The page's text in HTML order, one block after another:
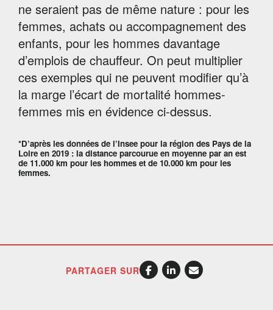
ne seraient pas de même nature : pour les
femmes, achats ou accompagnement des
enfants, pour les hommes davantage
d’emplois de chauffeur. On peut multiplier
ces exemples qui ne peuvent modifier qu’à
la marge l’écart de mortalité hommes-
femmes mis en évidence ci-dessus.
*D’après les données de l’Insee pour la région des Pays de la
Loire en 2019 : la distance parcourue en moyenne par an est
de 11.000 km pour les hommes et de 10.000 km pour les
femmes.
PARTAGER SUR